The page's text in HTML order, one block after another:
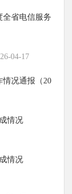
全省电信服务
04-17
况通报（20
情况
情况